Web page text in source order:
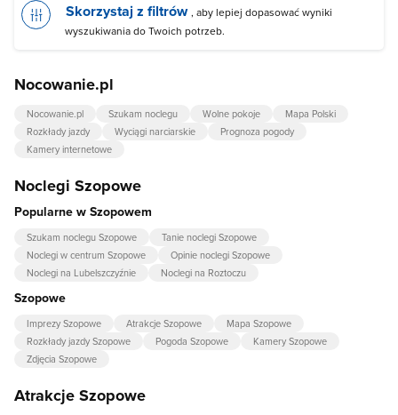
Skorzystaj z filtrów , aby lepiej dopasować wyniki
wyszukiwania do Twoich potrzeb.
Nocowanie.pl
Nocowanie.pl Szukam noclegu Wolne pokoje
Mapa Polski
Rozkłady jazdy
Wyciągi narciarskie
Prognoza pogody
Kamery internetowe
Noclegi Szopowe
Popularne w Szopowem
Szukam noclegu Szopowe
Tanie noclegi Szopowe
Noclegi w centrum Szopowe
Opinie noclegi Szopowe
Noclegi na Lubelszczyźnie
Noclegi na Roztoczu
Szopowe
Imprezy Szopowe Atrakcje Szopowe
Mapa Szopowe
Rozkłady jazdy Szopowe
Pogoda Szopowe
Kamery Szopowe
Zdjęcia Szopowe
Atrakcje Szopowe